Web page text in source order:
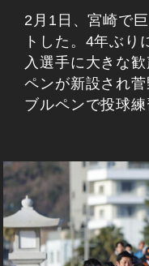
2月1日、宮崎で
トした。4年ぶり
入選手に大きな
ペンが新設され
ブルペンで投球練